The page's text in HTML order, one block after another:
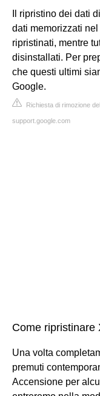
Il ripristino dei dati
dati memorizzati
ripristinati, mentre
disinstallati. Per
che questi ultimi
Google.
Richiesta di rimozione
support.google.com
Come ripristinare
Una volta
premuti
Accensione per